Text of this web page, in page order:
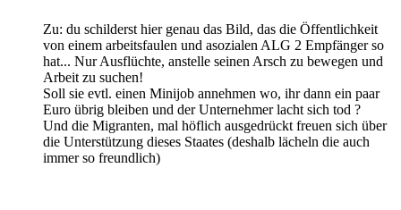
Zu: du schilderst hier genau das Bild, das die Öffentlichkeit
von einem arbeitsfaulen und asozialen ALG 2 Empfänger so
hat... Nur Ausflüchte, anstelle seinen Arsch zu bewegen und
Arbeit zu suchen!
Soll sie evtl. einen Minijob annehmen wo, ihr dann ein paar
Euro übrig bleiben und der Unternehmer lacht sich tod ?
Und die Migranten, mal höflich ausgedrückt freuen sich über
die Unterstützung dieses Staates (deshalb lächeln die auch
immer so freundlich)